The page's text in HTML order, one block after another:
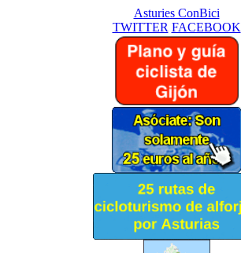
Asturies ConBici
TWITTER FACEBOOK